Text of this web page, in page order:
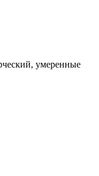
умеренные